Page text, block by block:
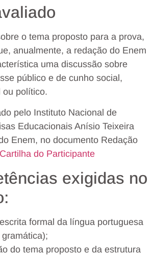
o tema proposto para a prova,
anualmente, a redação do Enem
uma discussão sobre
público e de cunho social,
ou político.
pelo Instituto Nacional de
Educacionais Anísio Teixeira
Enem, no documento Redação
Cartilha do Participante
exigidas no
formal da língua portuguesa
do tema proposto e da estrutura